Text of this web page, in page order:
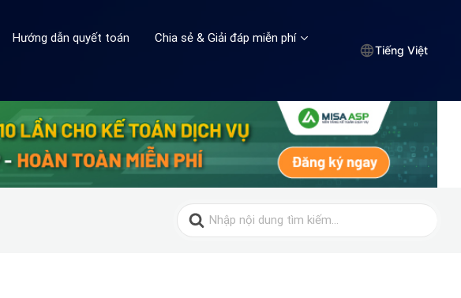
Hướng dẫn quyết toán
Chia sẻ & Giải đáp miễn phí
Tiếng Việt
Search
for: